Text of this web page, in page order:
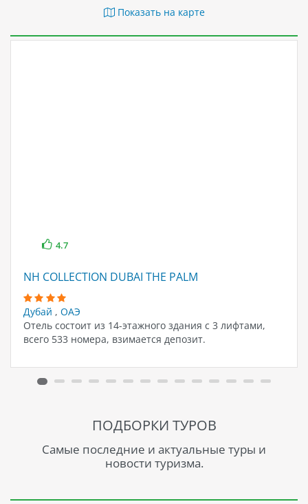
Показать на карте
4.7
NH COLLECTION DUBAI THE PALM
Дубай , ОАЭ
Отель состоит из 14-этажного здания с 3 лифтами,
всего 533 номера, взимается депозит.
ПОДБОРКИ ТУРОВ
Самые последние и актуальные туры и
новости туризма.